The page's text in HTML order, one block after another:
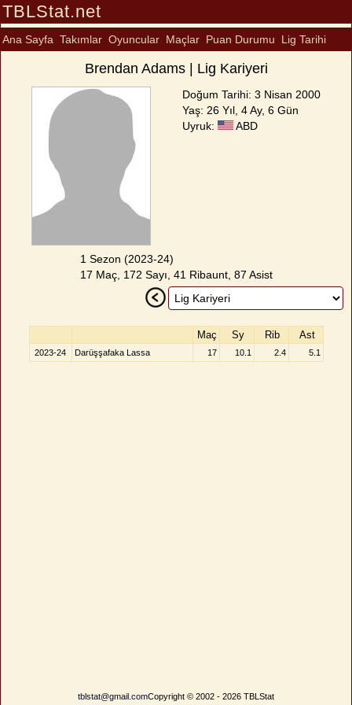
TBLStat.net
Ana Sayfa Takımlar Oyuncular Maçlar Puan Durumu Lig Tarihi
Brendan Adams | Lig Kariyeri
Doğum Tarihi: 3 Nisan 2000
Yaş: 26 Yıl, 4 Ay, 6 Gün
Uyruk:
ABD
1 Sezon (2023-24)
17 Maç, 172 Sayı, 41 Ribaunt, 87 Asist
Maç Sy Rib Ast
2023-24 Darüşşafaka Lassa 17 10.1 2.4 5.1
tblstat@gmail.comCopyright © 2002 - 2026 TBLStat